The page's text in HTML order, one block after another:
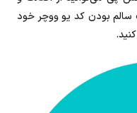
بودن کد یو ووچر خود